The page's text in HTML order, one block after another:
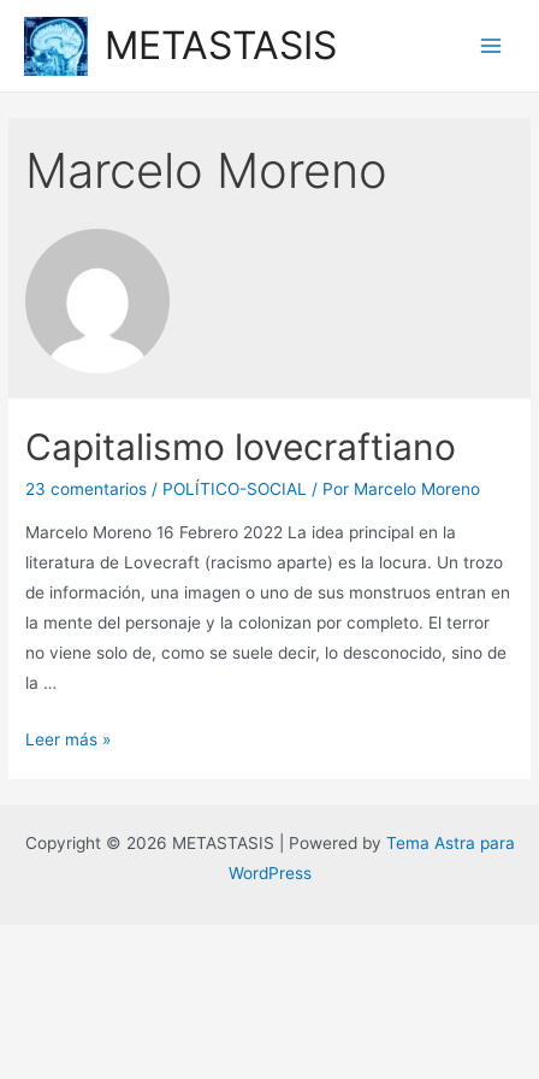
contenido
METASTASIS
Marcelo Moreno
Capitalismo lovecraftiano
23 comentarios / POLÍTICO-SOCIAL / Por Marcelo Moreno
Marcelo Moreno 16 Febrero 2022 La idea principal en la
literatura de Lovecraft (racismo aparte) es la locura. Un trozo
de información, una imagen o uno de sus monstruos entran en
la mente del personaje y la colonizan por completo. El terror
no viene solo de, como se suele decir, lo desconocido, sino de
la …
Capitalismo
Leer más »
Copyright © 2026 METASTASIS | Powered by Tema Astra para
WordPress